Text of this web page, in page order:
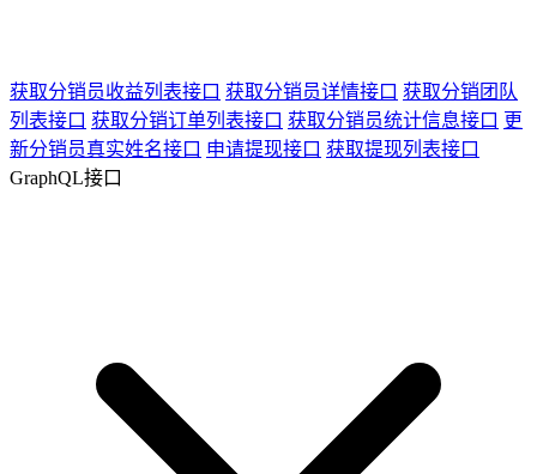
获取分销员收益列表接口 获取分销员详情接口 获取分销团队
列表接口 获取分销订单列表接口 获取分销员统计信息接口 更
新分销员真实姓名接口 申请提现接口 获取提现列表接口
GraphQL接口